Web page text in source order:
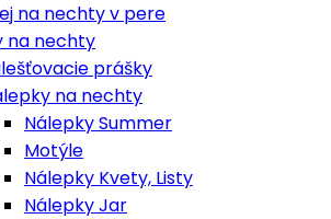
na nechty v pere
na nechty
prášky
na nechty
Nálepky Summer
Motýle
Nálepky Kvety, Listy
Nálepky Jar